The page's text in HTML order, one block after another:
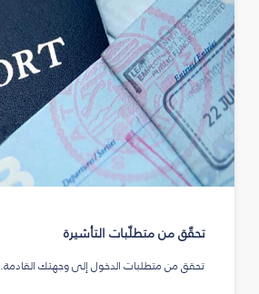
تحقّق من متطلّبات التأشيرة
تحقق من متطلبات الدخول إلى وجهتك القادمة.